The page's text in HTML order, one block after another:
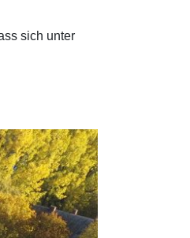
sich unter